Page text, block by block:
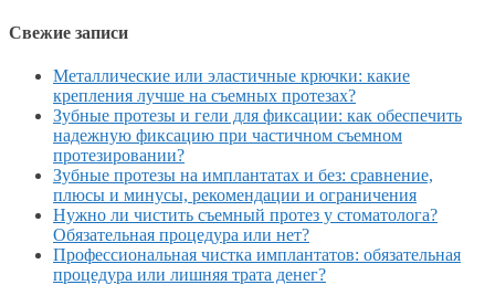
Свежие записи
Металлические или эластичные крючки: какие
крепления лучше на съемных протезах?
Зубные протезы и гели для фиксации: как обеспечить
надежную фиксацию при частичном съемном
протезировании?
Зубные протезы на имплантатах и без: сравнение,
плюсы и минусы, рекомендации и ограничения
Нужно ли чистить съемный протез у стоматолога?
Обязательная процедура или нет?
Профессиональная чистка имплантатов: обязательная
процедура или лишняя трата денег?